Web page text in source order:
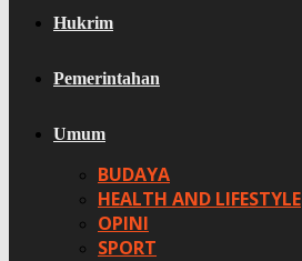
Hukrim
Pemerintahan
Umum
BUDAYA
HEALTH AND LIFESTYLE
OPINI
SPORT